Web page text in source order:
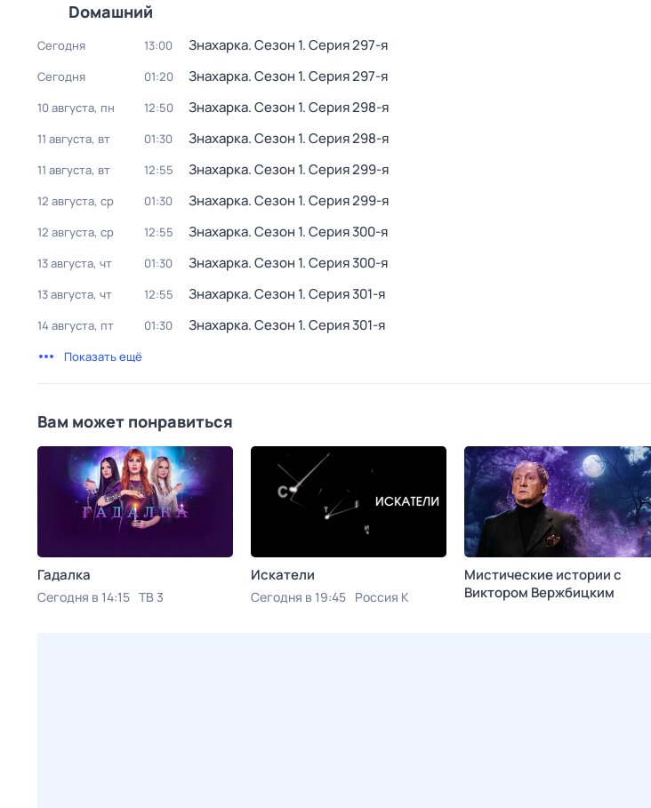
Dомашний
Сегодня 13:00 Знaхaрка. Сезон 1. Серия 297-я
Сегодня 01:20 Знaхaрка. Сезон 1. Серия 297-я
10 августа, пн 12:50 Знaхaрка. Сезон 1. Серия 298-я
11 августа, вт 01:30 Знaхaрка. Сезон 1. Серия 298-я
11 августа, вт 12:55 Знaхaрка. Сезон 1. Серия 299-я
12 августа, ср 01:30 Знaхaрка. Сезон 1. Серия 299-я
12 августа, ср 12:55 Знaхaрка. Сезон 1. Серия 300-я
13 августа, чт 01:30 Знaхaрка. Сезон 1. Серия 300-я
13 августа, чт 12:55 Знaхaрка. Сезон 1. Серия 301-я
14 августа, пт 01:30 Знaхaрка. Сезон 1. Серия 301-я
Показать ещё
Вам может понравиться
Гадалка
Сегодня в 14:15 ТВ 3
Искатели
Сегодня в 19:45 Россия К
Мистические истории с
Виктором Вержбицким